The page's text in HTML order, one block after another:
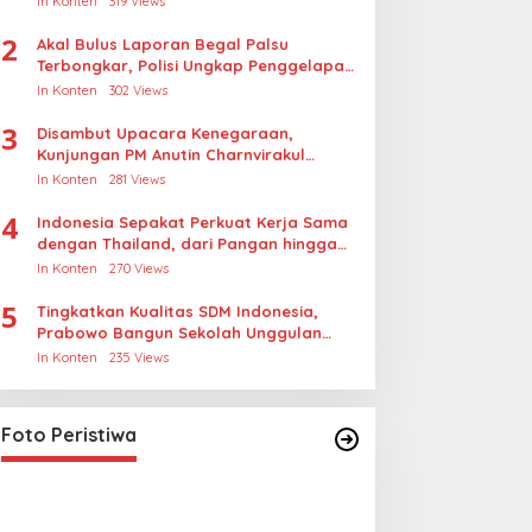
2
Akal Bulus Laporan Begal Palsu
Terbongkar, Polisi Ungkap Penggelapan
Uang Perusahaan untuk Crypto
In Konten 302 Views
3
Disambut Upacara Kenegaraan,
Kunjungan PM Anutin Charnvirakul
Perkuat Hubungan Indonesia-Thailand
In Konten 281 Views
4
Indonesia Sepakat Perkuat Kerja Sama
dengan Thailand, dari Pangan hingga
Ekonomi Digital
In Konten 270 Views
5
Tingkatkan Kualitas SDM Indonesia,
Prabowo Bangun Sekolah Unggulan
hingga Undang Universitas Terbaik
In Konten 235 Views
Foto Peristiwa